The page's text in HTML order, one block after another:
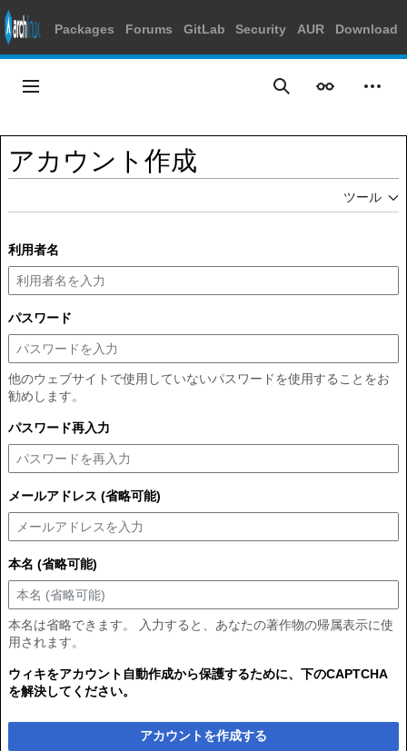
Packages Forums GitLab Security AUR Download
ス
メインメニュー 検索 表示 個人
アカウント作成
ツール
利用者名
パスワード
他のウェブサイトで使用していないパスワードを使用することをお
勧めします。
パスワード再入力
メールアドレス (省略可能)
本名 (省略可能)
本名は省略できます。 入力すると、あなたの著作物の帰属表示に使
用されます。
ウィキをアカウント自動作成から保護するために、下のCAPTCHA
を解決してください。
アカウントを作成する